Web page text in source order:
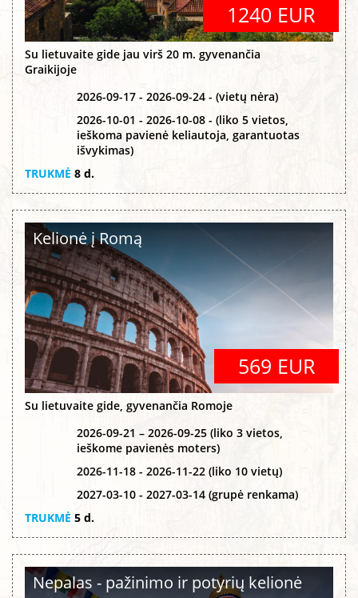
1240 EUR
Su lietuvaite gide jau virš 20 m. gyvenančia
Graikijoje
2026-09-17 - 2026-09-24 - (vietų nėra)
2026-10-01 - 2026-10-08 - (liko 5 vietos,
ieškoma pavienė keliautoja, garantuotas
išvykimas)
TRUKMĖ 8 d.
Kelionė į Romą
569 EUR
Su lietuvaite gide, gyvenančia Romoje
2026-09-21 – 2026-09-25 (liko 3 vietos,
ieškome pavienės moters)
2026-11-18 - 2026-11-22 (liko 10 vietų)
2027-03-10 - 2027-03-14 (grupė renkama)
TRUKMĖ 5 d.
Nepalas - pažinimo ir potyrių kelionė